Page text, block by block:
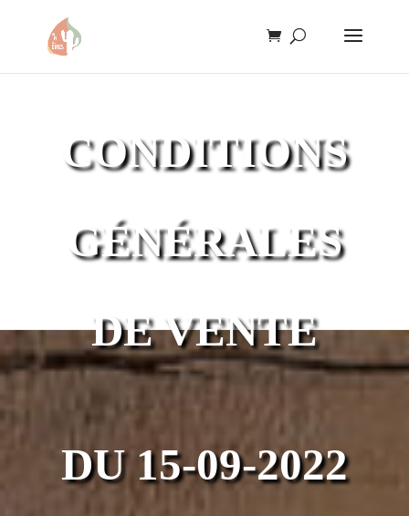
CONDITIONS
GÉNÉRALES
DE VENTE
DU 15-09-2022